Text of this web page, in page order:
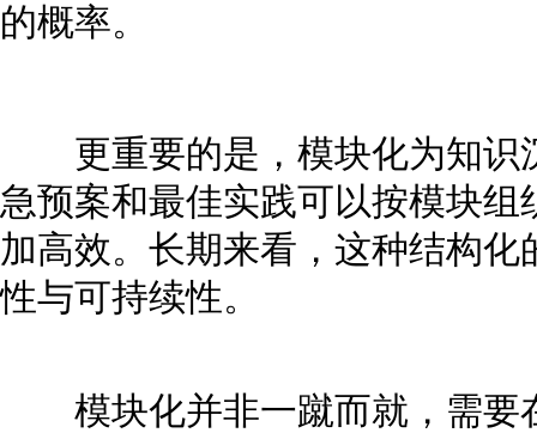
的概率。
更重要的是，模块化为知识
急预案和最佳实践可以按模块
加高效。长期来看，这种结构
性与可持续性。
模块化并非一蹴而就，需要